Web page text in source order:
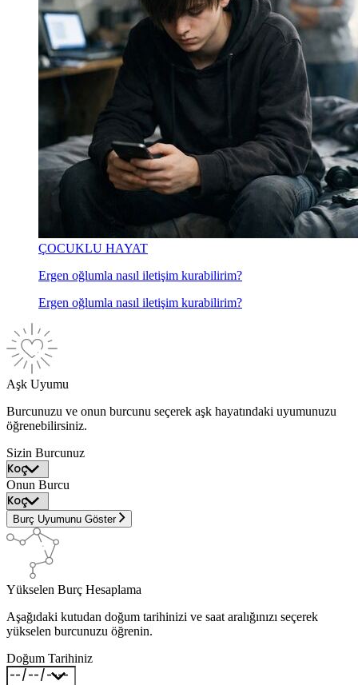
ÇOCUKLU HAYAT
Ergen oğlumla nasıl iletişim kurabilirim?
Ergen oğlumla nasıl iletişim kurabilirim?
Aşk Uyumu
Burcunuzu ve onun burcunu seçerek aşk hayatındaki uyumunuzu
öğrenebilirsiniz.
Sizin Burcunuz
Onun Burcu
Burç Uyumunu Göster
Yükselen Burç Hesaplama
Aşağıdaki kutudan doğum tarihinizi ve saat aralığınızı seçerek
yükselen burcunuzu öğrenin.
Doğum Tarihiniz